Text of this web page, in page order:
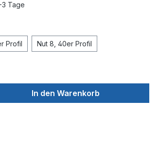
Tage
nicht verfügbar.)
Profil Nut 8, 40er Profil
In den Warenkorb